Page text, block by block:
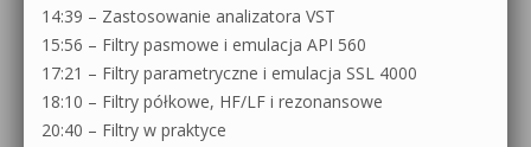
14:39 – Zastosowanie analizatora VST
15:56 – Filtry pasmowe i emulacja API 560
17:21 – Filtry parametryczne i emulacja SSL 4000
18:10 – Filtry półkowe, HF/LF i rezonansowe
20:40 – Filtry w praktyce